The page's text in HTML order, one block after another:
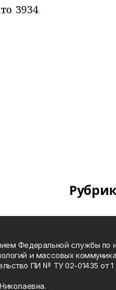
3934
Федеральной службы по
и массовых
ПИ № ТУ 02-01435 от 1